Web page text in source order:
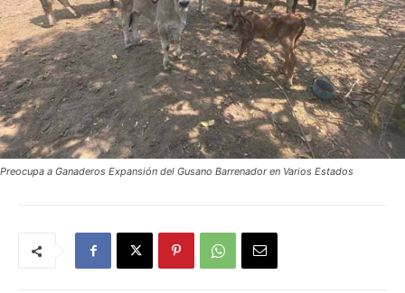
Preocupa a Ganaderos Expansión del Gusano Barrenador en Varios Estados